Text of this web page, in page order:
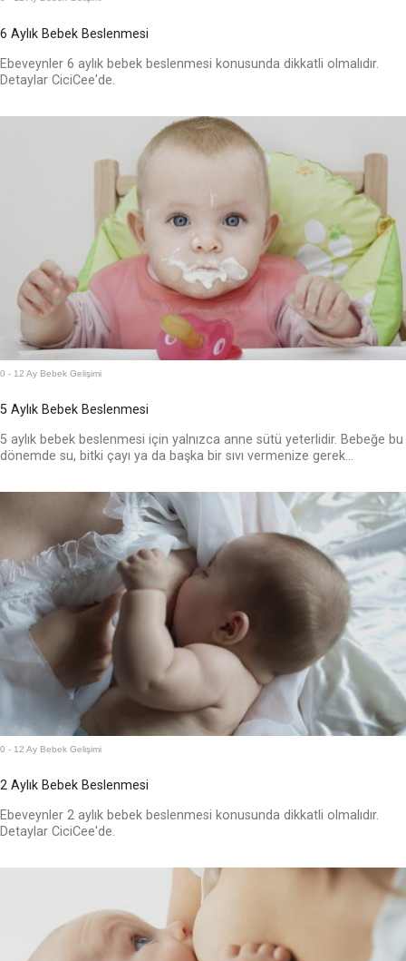
6 Aylık Bebek Beslenmesi
Ebeveynler 6 aylık bebek beslenmesi konusunda dikkatli olmalıdır.
Detaylar CiciCee'de.
0 - 12 Ay Bebek Gelişimi
5 Aylık Bebek Beslenmesi
5 aylık bebek beslenmesi için yalnızca anne sütü yeterlidir. Bebeğe bu
dönemde su, bitki çayı ya da başka bir sıvı vermenize gerek...
0 - 12 Ay Bebek Gelişimi
2 Aylık Bebek Beslenmesi
Ebeveynler 2 aylık bebek beslenmesi konusunda dikkatli olmalıdır.
Detaylar CiciCee'de.